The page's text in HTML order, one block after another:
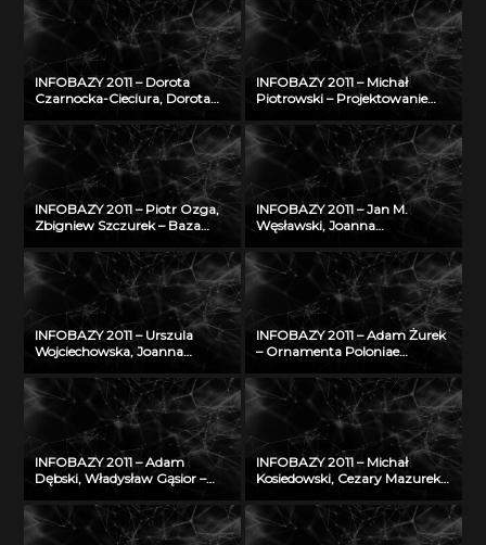
bazy danych SURDAT
właściwości
fizykochemicznych metali i
stopów
informatyczna do
efektywnego zarządzania
wiedzą i badaniami
naukowymi w IMP w Łodzi
INFOBAZY 2011 – Dorota
Czarnocka-Cieciura, Dorota
Repozytorium Cyfrowe
Instytutów Naukowych – coś
więcej niż Biblioteka Cyfrowa
INFOBAZY 2011 – Michał
Piotrowski – Projektowanie
oceanograficznych danych
modelowych w warunkach
ograniczonych zasobów
INFOBAZY 2011 – Piotr Ozga,
Zbigniew Szczurek – Baza
Budowlanej – udostępnienie
potencjału naukowego ITB
nauce i gospodarce
INFOBAZY 2011 – Jan M.
Węsławski, Joanna
przestrzenne w morzu –
problem dostępu do danych
INFOBAZY 2011 – Urszula
Wojciechowska, Joanna
– Informatyczna platforma
naukowa do wymiany wiedzy
o zagrożeniu nowotworami
złośliwymi
INFOBAZY 2011 – Adam Żurek
– Ornamenta Poloniae
średniowieczna na ziemiach
polskich: katalog form i detalu
na tle europejskim
INFOBAZY 2011 – Adam
Dębski, Władysław Gąsior –
eksperymentalnych danych
termodynamicznych układu
INFOBAZY 2011 – Michał
Kosiedowski, Cezary Mazurek,
Stroiński, Karol Szymański, Jan
Węglarz, Kacper Zdanowicz –